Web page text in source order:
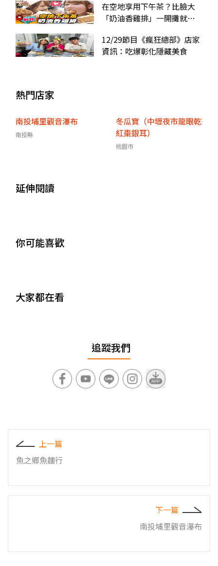
在空地享用下午茶？比臉大
「奶油香雞排」一開攤就排
12/29節目《瘋狂總部》店家
資訊：吃爆彰化隱藏美食
熱門店家
南投埔里觀音瀑布
南投縣
冬瓜寶（中壢夜市龍眼乾茶
紅棗銀耳）
桃園市
延伸閱讀
你可能喜歡
大家都在看
追蹤我們
上一篇
魚之鄉魚麵行
下一篇
南投埔里觀音瀑布